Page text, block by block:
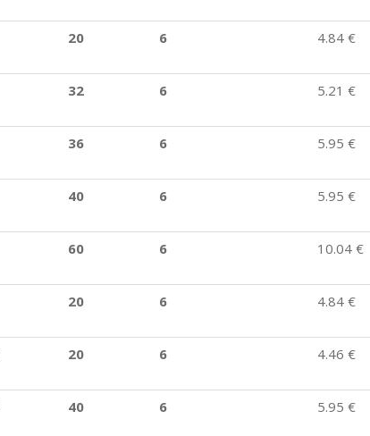
20 6 4.84 €
32 6 5.21 €
36 6 5.95 €
40 6 5.95 €
60 6 10.04 €
20 6 4.84 €
20 6 4.46 €
40 6 5.95 €